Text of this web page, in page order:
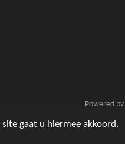
gaat u hiermee akkoord.
Powered by